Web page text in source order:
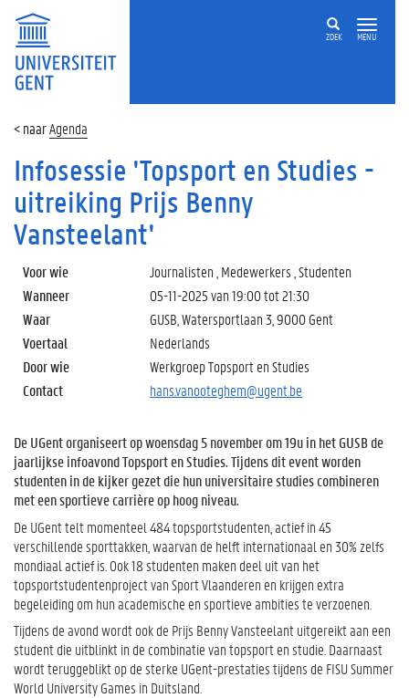
ZOEK MENU
Agenda
Infosessie 'Topsport en Studies -
uitreiking Prijs Benny
Vansteelant'
Voor wie
Journalisten , Medewerkers , Studenten
Wanneer
05-11-2025 van19:00tot21:30
Waar
GUSB, Watersportlaan 3, 9000 Gent
Voertaal
Nederlands
Door wie
Werkgroep Topsport en Studies
Contact
hans.vanooteghem@ugent.be
De UGent organiseert op woensdag 5 november om 19u in het GUSB de
jaarlijkse infoavond Topsport en Studies. Tijdens dit event worden
studenten in de kijker gezet die hun universitaire studies combineren
met een sportieve carrière op hoog niveau.
De UGent telt momenteel 484 topsportstudenten, actief in 45
verschillende sporttakken, waarvan de helft internationaal en 30% zelfs
mondiaal actief is. Ook 18 studenten maken deel uit van het
topsportstudentenproject van Sport Vlaanderen en krijgen extra
begeleiding om hun academische en sportieve ambities te verzoenen.
Tijdens de avond wordt ook de Prijs Benny Vansteelant uitgereikt aan een
student die uitblinkt in de combinatie van topsport en studie. Daarnaast
wordt teruggeblikt op de sterke UGent-prestaties tijdens de FISU Summer
World University Games in Duitsland.